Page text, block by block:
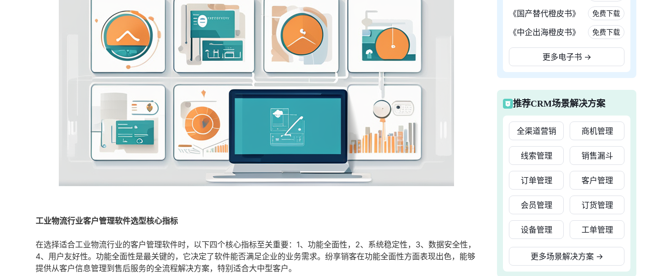
工业物流行业客户管理软件选型核心指标
在选择适合工业物流行业的客户管理软件时，以下四个核心指标至关重要：1、功能全面性，2、系统稳定性，3、数据安全性，
4、用户友好性。功能全面性是最关键的，它决定了软件能否满足企业的业务需求。纷享销客在功能全面性方面表现出色，能够
提供从客户信息管理到售后服务的全流程解决方案，特别适合大中型客户。
《国产替代橙皮书》 免费下载
《中企出海橙皮书》 免费下载
更多电子书 →
推荐CRM场景解决方案
全渠道营销 商机管理
线索管理 销售漏斗
订单管理 客户管理
会员管理 订货管理
设备管理 工单管理
更多场景解决方案 →